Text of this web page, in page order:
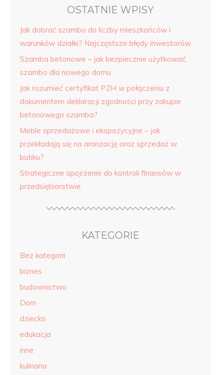
OSTATNIE WPISY
Jak dobrać szambo do liczby mieszkańców i
warunków działki? Najczęstsze błędy inwestorów.
Szamba betonowe – jak bezpiecznie użytkować
szambo dla nowego domu
Jak rozumieć certyfikat PZH w połączeniu z
dokumentem deklaracji zgodności przy zakupie
betonowego szamba?
Meble sprzedażowe i ekspozycyjne – jak
przekładają się na aranżację oraz sprzedaż w
butiku?
Strategiczne spojrzenie do kontroli finansów w
przedsiębiorstwie
KATEGORIE
Bez kategorii
biznes
budownictwo
Dom
dziecko
edukacja
inne
kulinaria